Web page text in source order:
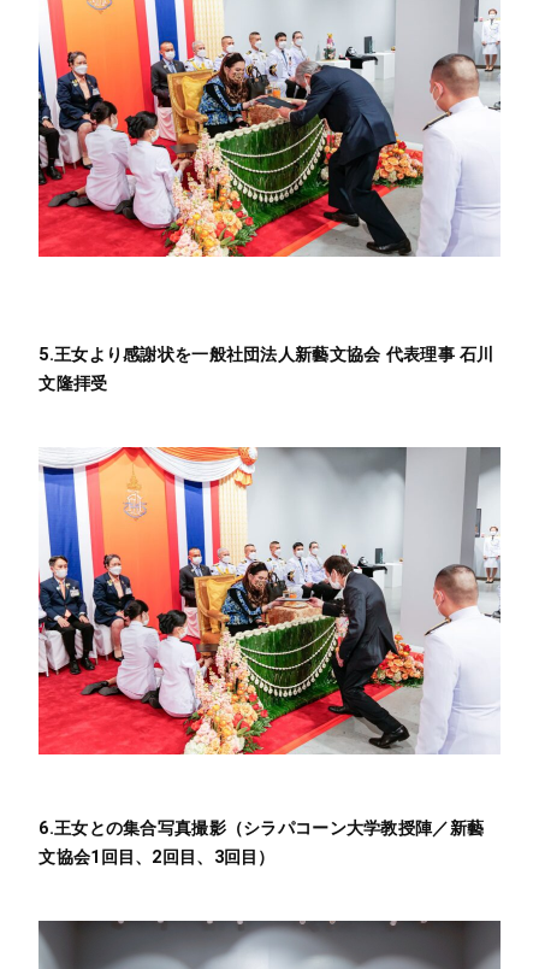
5.王女より感謝状を一般社団法人新藝文協会 代表理事 石川
文隆拝受
6.王女との集合写真撮影（シラパコーン大学教授陣／新藝
文協会1回目、2回目、3回目）